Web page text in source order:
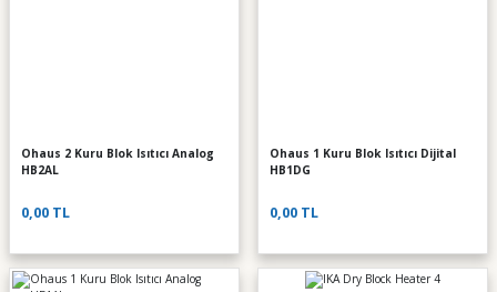
Ohaus 2 Kuru Blok Isıtıcı Analog
HB2AL
0,00 TL
Ohaus 1 Kuru Blok Isıtıcı Dijital
HB1DG
0,00 TL